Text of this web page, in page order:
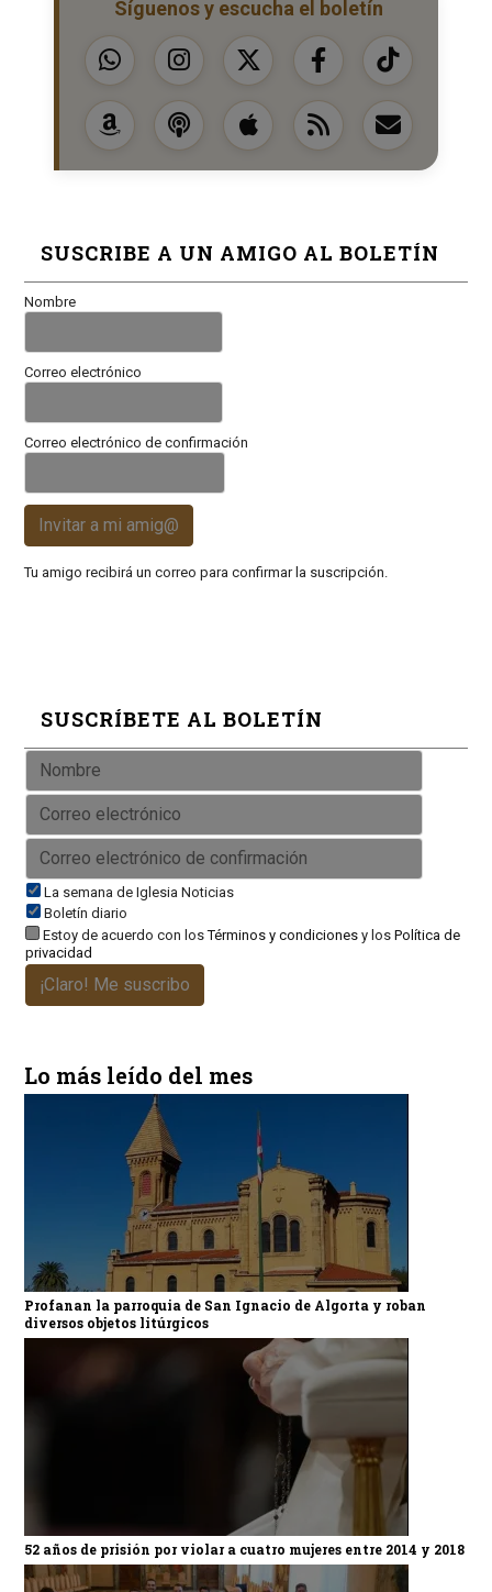
Síguenos y escucha el boletín
SUSCRIBE A UN AMIGO AL BOLETÍN
Nombre
Correo electrónico
Correo electrónico de confirmación
Invitar a mi amig@
Tu amigo recibirá un correo para confirmar la suscripción.
SUSCRÍBETE AL BOLETÍN
La semana de Iglesia Noticias
Boletín diario
Estoy de acuerdo con losTérminos y condicionesy los Política de
privacidad
¡Claro! Me suscribo
Lo más leído del mes
Profanan la parroquia de San Ignacio de Algorta y roban
diversos objetos litúrgicos
52 años de prisión por violar a cuatro mujeres entre 2014 y 2018